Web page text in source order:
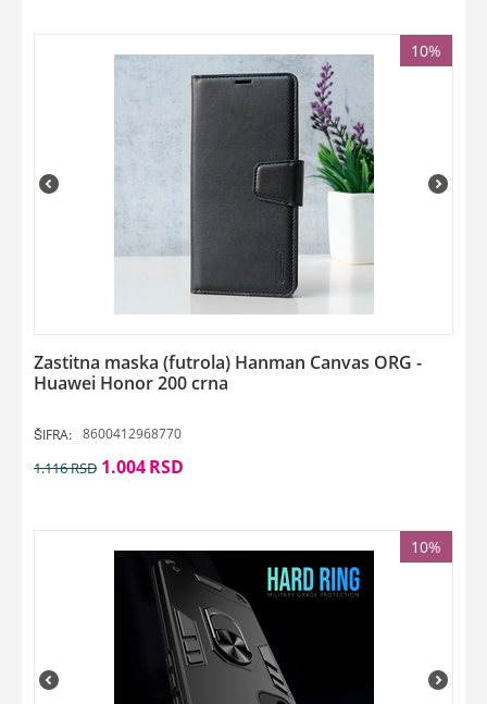
10%
Zastitna maska (futrola) Hanman Canvas ORG -
Huawei Honor 200 crna
ŠIFRA: 8600412968770
1.116RSD 1.004RSD
10%